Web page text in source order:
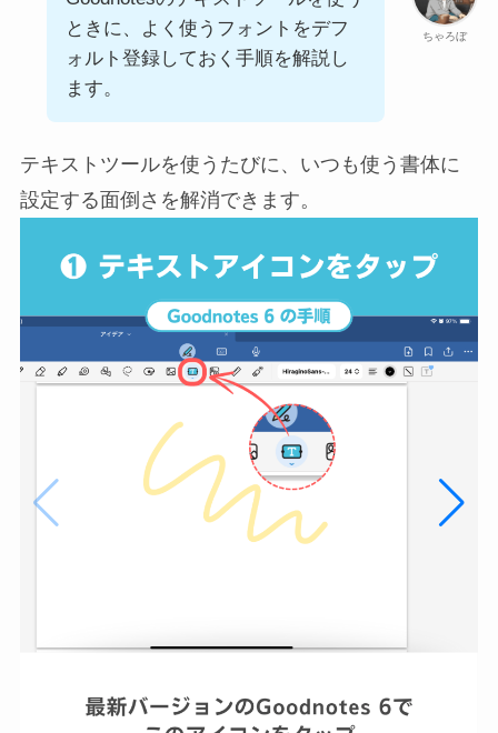
ちゃろぼ
ときに、よく使うフォントをデフ
ォルト登録しておく手順を解説し
ます。
テキストツールを使うたびに、いつも使う書体に
設定する面倒さを解消できます。